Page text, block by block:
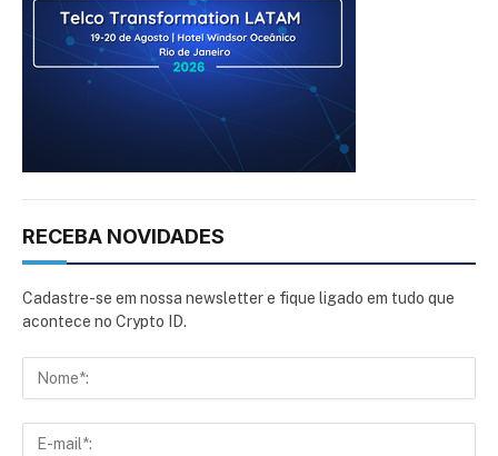
RECEBA NOVIDADES
Cadastre-se em nossa newsletter e fique ligado em tudo que
acontece no Crypto ID.